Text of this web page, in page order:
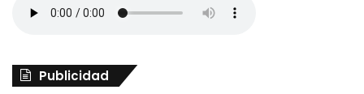
Publicidad